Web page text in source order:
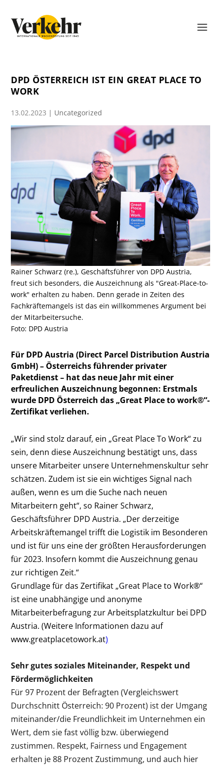
DPD ÖSTERREICH IST EIN GREAT PLACE TO
WORK
13.02.2023 | Uncategorized
Rainer Schwarz (re.), Geschäftsführer von DPD Austria,
freut sich besonders, die Auszeichnung als "Great-Place-to-
work" erhalten zu haben. Denn gerade in Zeiten des
Fachkräftemangels ist das ein willkommenes Argument bei
der Mitarbeitersuche.
Foto: DPD Austria
Für DPD Austria (Direct Parcel Distribution Austria
GmbH) – Österreichs führender privater
Paketdienst – hat das neue Jahr mit einer
erfreulichen Auszeichnung begonnen: Erstmals
wurde DPD Österreich das „Great Place to work®“-
Zertifikat verliehen.
„Wir sind stolz darauf, ein „Great Place To Work“ zu
sein, denn diese Auszeichnung bestätigt uns, dass
unsere Mitarbeiter unsere Unternehmenskultur sehr
schätzen. Zudem ist sie ein wichtiges Signal nach
außen, wenn es um die Suche nach neuen
Mitarbeitern geht“, so Rainer Schwarz,
Geschäftsführer DPD Austria. „Der derzeitige
Arbeitskräftemangel trifft die Logistik im Besonderen
und ist für uns eine der größten Herausforderungen
für 2023. Insofern kommt die Auszeichnung genau
zur richtigen Zeit.“
Grundlage für das Zertifikat „Great Place to Work®“
ist eine unabhängige und anonyme
Mitarbeiterbefragung zur Arbeitsplatzkultur bei DPD
Austria. (Weitere Informationen dazu auf
www.greatplacetowork.at)
Sehr gutes soziales Miteinander, Respekt und
Fördermöglichkeiten
Für 97 Prozent der Befragten (Vergleichswert
Durchschnitt Österreich: 90 Prozent) ist der Umgang
miteinander/die Freundlichkeit im Unternehmen ein
Wert, dem sie fast völlig bzw. überwiegend
zustimmen. Respekt, Fairness und Engagement
erhalten je 88 Prozent Zustimmung, und auch hier